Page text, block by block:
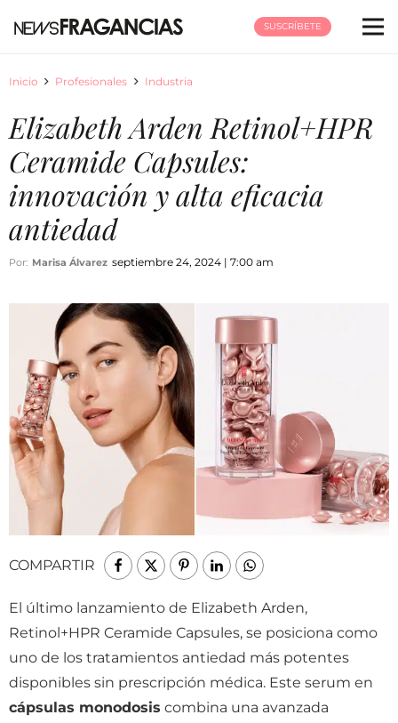
SUSCRÍBETE
Inicio Profesionales Industria
Elizabeth Arden Retinol+HPR
Ceramide Capsules:
innovación y alta eficacia
antiedad
Por: Marisa Álvarez septiembre 24, 2024 | 7:00 am
COMPARTIR
El último lanzamiento de Elizabeth Arden,
Retinol+HPR Ceramide Capsules, se posiciona como
uno de los tratamientos antiedad más potentes
disponibles sin prescripción médica. Este serum en
cápsulas monodosis combina una avanzada